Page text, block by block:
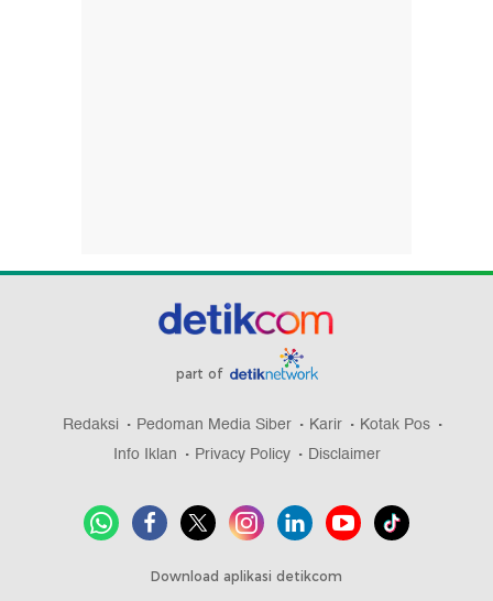
part of
Redaksi Pedoman Media Siber Karir
Kotak Pos
Info Iklan
Privacy Policy Disclaimer
Download aplikasi detikcom